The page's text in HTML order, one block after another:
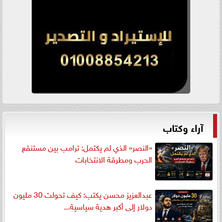
آراء وكتاب
«النصر» الذي لم يكتمل: ترامب بين مستنقع
الحرب ومطرقة الانتخابات
عبدالعزيز محسن يكتب: كيف تحولت 30 مليون
دولار إلى أكبر هدية سياسية...